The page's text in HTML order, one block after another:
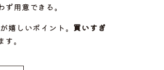
用意できる。
しいポイント。 買いすぎ
。